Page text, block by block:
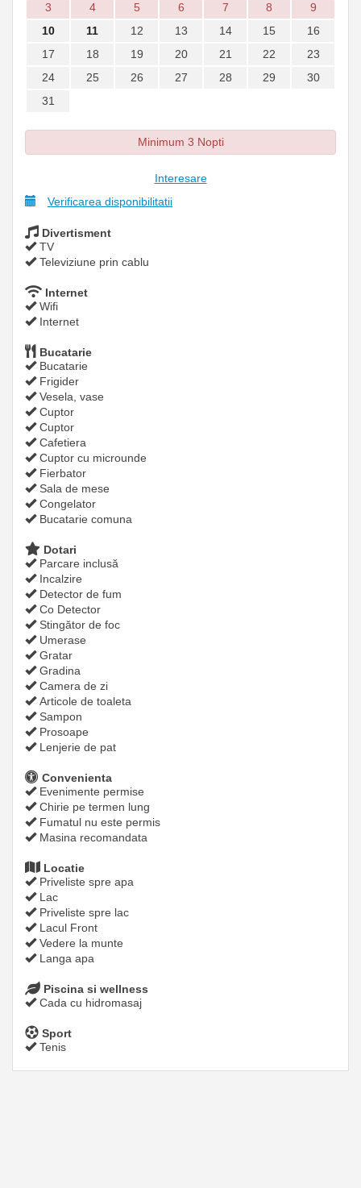
3
4 5 6 7 8
9
10
11 12 13 14 15
16
17
18 19 20 21 22
23
24
25 26 27 28 29
30
31
Minimum 3 Nopti
Interesare
Verificarea disponibilitatii
Divertisment
TV
Televiziune prin cablu
Internet
Wifi
Internet
Bucatarie
Bucatarie
Frigider
Vesela, vase
Cuptor
Cuptor
Cafetiera
Cuptor cu microunde
Fierbator
Sala de mese
Congelator
Bucatarie comuna
Dotari
Parcare inclusă
Incalzire
Detector de fum
Co Detector
Stingător de foc
Umerase
Gratar
Gradina
Camera de zi
Articole de toaleta
Sampon
Prosoape
Lenjerie de pat
Convenienta
Evenimente permise
Chirie pe termen lung
Fumatul nu este permis
Masina recomandata
Locatie
Priveliste spre apa
Lac
Priveliste spre lac
Lacul Front
Vedere la munte
Langa apa
Piscina si wellness
Cada cu hidromasaj
Sport
Tenis